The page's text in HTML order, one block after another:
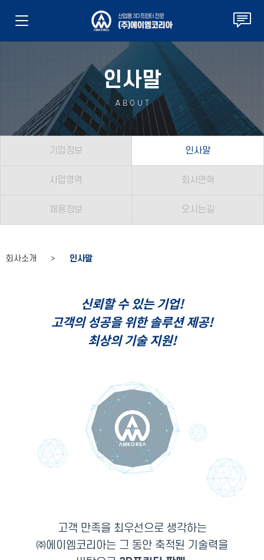
인사말
ABOUT
기업정보 인사말
사업영역 회사연혁
채용정보 오시는길
회사소개 > 인사말
신뢰할 수 있는 기업!
고객의 성공을 위한 솔루션 제공!
최상의 기술 지원!
고객 만족을 최우선으로 생각하는
㈜에이엠코리아는 그 동안 축적된 기술력을